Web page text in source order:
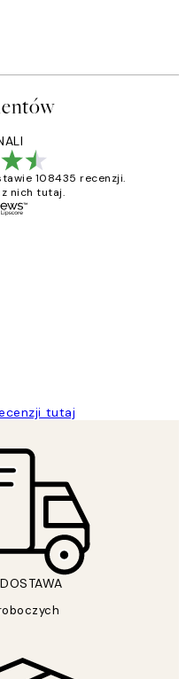
108435 recenzji.
nich tutaj.
tutaj